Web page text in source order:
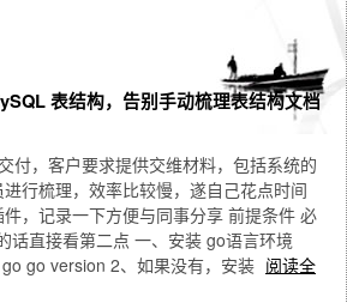
表结构，告别手动梳理表结构文档
付，客户要求提供交维材料，包括系统的
行梳理，效率比较慢，遂自己花点时间
，记录一下方便与同事分享 前提条件 必
话直接看第二点 一、安装 go语言环境
go version 2、如果没有，安装 阅读全